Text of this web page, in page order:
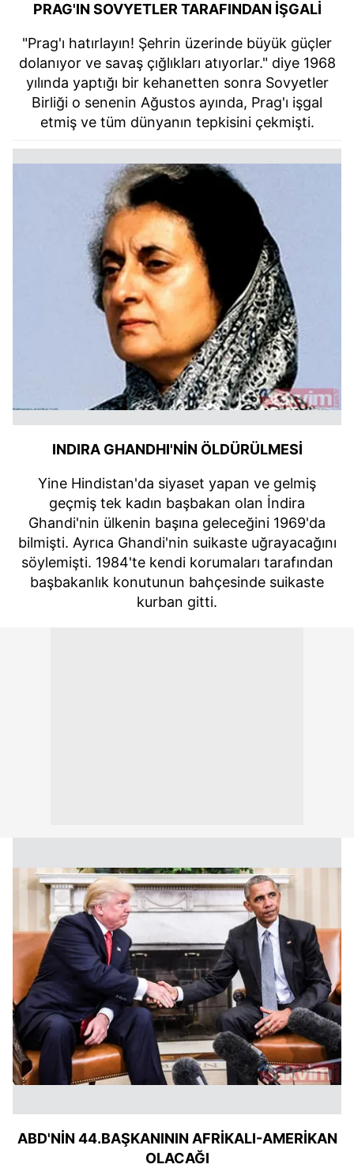
PRAG'IN SOVYETLER TARAFINDAN İŞGALİ
"Prag'ı hatırlayın! Şehrin üzerinde büyük güçler
dolanıyor ve savaş çığlıkları atıyorlar." diye 1968
yılında yaptığı bir kehanetten sonra Sovyetler
Birliği o senenin Ağustos ayında, Prag'ı işgal
etmiş ve tüm dünyanın tepkisini çekmişti.
INDIRA GHANDHI'NİN ÖLDÜRÜLMESİ
Yine Hindistan'da siyaset yapan ve gelmiş
geçmiş tek kadın başbakan olan İndira
Ghandi'nin ülkenin başına geleceğini 1969'da
bilmişti. Ayrıca Ghandi'nin suikaste uğrayacağını
söylemişti. 1984'te kendi korumaları tarafından
başbakanlık konutunun bahçesinde suikaste
kurban gitti.
ABD'NİN 44.BAŞKANININ AFRİKALI-AMERİKAN
OLACAĞI